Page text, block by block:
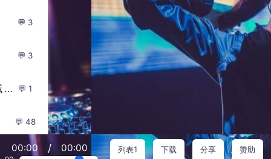
3
3
粗口dj喊麦-安可儿擦皮鞋二人转经典DJ喊麦 1
48
00:00 / 00:00 列表1 下载 分享 赞助